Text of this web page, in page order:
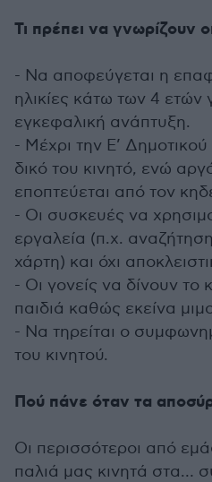
Τι πρέπει να γνωρίζουν
- Να αποφεύγεται η
ηλικίες κάτω των 4 ετών
εγκεφαλική ανάπτυξη.
- Μέχρι την Ε’ Δημοτικού
δικό του κινητό, ενώ
εποπτεύεται από τον
- Οι συσκευές να
εργαλεία (π.χ.
χάρτη) και όχι
- Οι γονείς να δίνουν
παιδιά καθώς εκείνα
- Να τηρείται ο
του κινητού.
Πού πάνε όταν τα
Οι περισσότεροι από
παλιά μας κινητά στα…